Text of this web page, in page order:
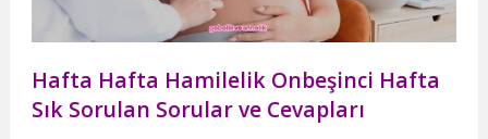
Hafta Hafta Hamilelik Onbeşinci Hafta
Sık Sorulan Sorular ve Cevapları